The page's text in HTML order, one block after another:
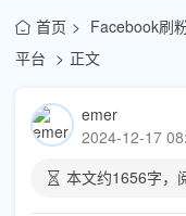
首页
Facebook刷
平台
正文
emer
2024-12-17
本文约1656字，